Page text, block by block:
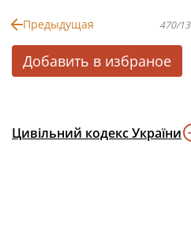
Предыдущая 470/
Добавить в избраное
Цивільний кодекс України